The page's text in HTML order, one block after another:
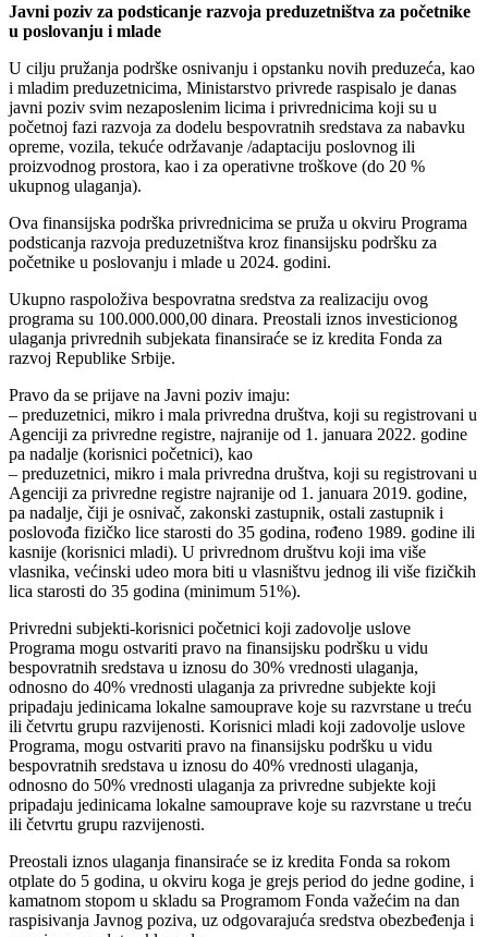
Javni poziv za podsticanje razvoja preduzetništva za početnike
u poslovanju i mlade
U cilju pružanja podrške osnivanju i opstanku novih preduzeća, kao
i mladim preduzetnicima, Ministarstvo privrede raspisalo je danas
javni poziv svim nezaposlenim licima i privrednicima koji su u
početnoj fazi razvoja za dodelu bespovratnih sredstava za nabavku
opreme, vozila, tekuće održavanje /adaptaciju poslovnog ili
proizvodnog prostora, kao i za operativne troškove (do 20 %
ukupnog ulaganja).
Ova finansijska podrška privrednicima se pruža u okviru Programa
podsticanja razvoja preduzetništva kroz finansijsku podršku za
početnike u poslovanju i mlade u 2024. godini.
Ukupno raspoloživa bespovratna sredstva za realizaciju ovog
programa su 100.000.000,00 dinara. Preostali iznos investicionog
ulaganja privrednih subjekata finansiraće se iz kredita Fonda za
razvoj Republike Srbije.
Pravo da se prijave na Javni poziv imaju:
– preduzetnici, mikro i mala privredna društva, koji su registrovani u
Agenciji za privredne registre, najranije od 1. januara 2022. godine
pa nadalje (korisnici početnici), kao
– preduzetnici, mikro i mala privredna društva, koji su registrovani u
Agenciji za privredne registre najranije od 1. januara 2019. godine,
pa nadalje, čiji je osnivač, zakonski zastupnik, ostali zastupnik i
poslovođa fizičko lice starosti do 35 godina, rođeno 1989. godine ili
kasnije (korisnici mladi). U privrednom društvu koji ima više
vlasnika, većinski udeo mora biti u vlasništvu jednog ili više fizičkih
lica starosti do 35 godina (minimum 51%).
Privredni subjekti-korisnici početnici koji zadovolje uslove
Programa mogu ostvariti pravo na finansijsku podršku u vidu
bespovratnih sredstava u iznosu do 30% vrednosti ulaganja,
odnosno do 40% vrednosti ulaganja za privredne subjekte koji
pripadaju jedinicama lokalne samouprave koje su razvrstane u treću
ili četvrtu grupu razvijenosti. Korisnici mladi koji zadovolje uslove
Programa, mogu ostvariti pravo na finansijsku podršku u vidu
bespovratnih sredstava u iznosu do 40% vrednosti ulaganja,
odnosno do 50% vrednosti ulaganja za privredne subjekte koji
pripadaju jedinicama lokalne samouprave koje su razvrstane u treću
ili četvrtu grupu razvijenosti.
Preostali iznos ulaganja finansiraće se iz kredita Fonda sa rokom
otplate do 5 godina, u okviru koga je grejs period do jedne godine, i
kamatnom stopom u skladu sa Programom Fonda važećim na dan
raspisivanja Javnog poziva, uz odgovarajuća sredstva obezbeđenja i